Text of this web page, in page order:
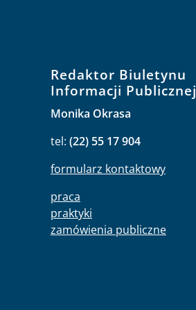
Redaktor Biuletynu
Informacji Publicznej
Monika Okrasa
tel: (22) 55 17 904
formularz kontaktowy
praca
praktyki
zamówienia publiczne